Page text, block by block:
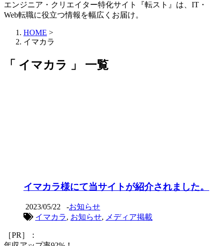
エンジニア・クリエイター特化サイト『転スト』は、IT・
Web転職に役立つ情報を幅広くお届け。
HOME >
イマカラ
「 イマカラ 」 一覧
イマカラ様にて当サイトが紹介されました。
2023/05/22 -お知らせ
イマカラ, お知らせ, メディア掲載
［PR］：